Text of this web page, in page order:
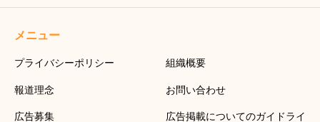
メニュー
プライバシーポリシー 組織概要
報道理念 お問い合わせ
広告募集 広告掲載についてのガイドライ